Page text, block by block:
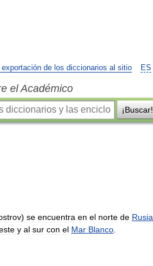
ES
exportación de los diccionarios al sitio
el Académico
¡Buscar!
) se encuentra en el norte de Rusia
y al sur con el Mar Blanco